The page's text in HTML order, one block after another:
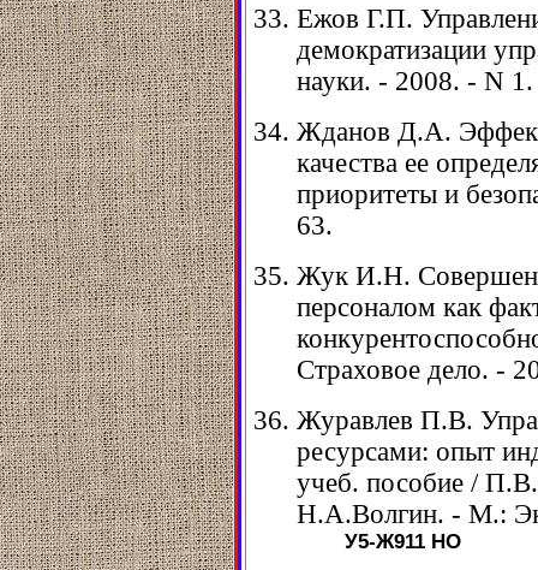
Ежов Г.П.
демократизации
науки. - 2008. - N
Жданов Д.А.
качества ее
приоритеты и
63.
Жук И.Н.
персоналом как
Страховое дело. -
Журавлев П.В.
ресурсами: опыт
учеб. пособие /
Н.А.Волгин. - М.:
У5-Ж911 НО